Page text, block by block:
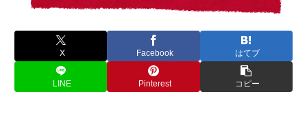
X Facebook はてブ
LINE Pinterest コピー